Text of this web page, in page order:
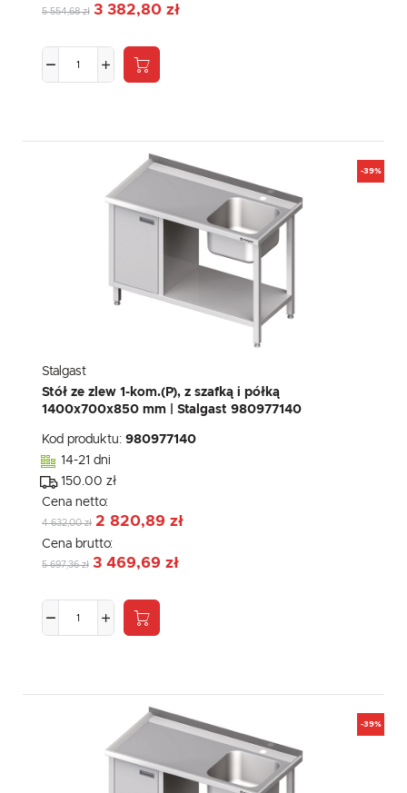
5 554,68 zł 3 382,80 zł
-39%
Stalgast
Stół ze zlew 1-kom.(P), z szafką i półką
1400x700x850 mm | Stalgast 980977140
Kod produktu: 980977140
14-21 dni
150.00 zł
Cena netto:
4 632,00 zł 2 820,89 zł
Cena brutto:
5 697,36 zł 3 469,69 zł
-39%